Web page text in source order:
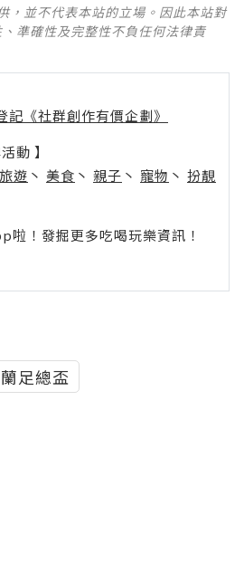
，並不代表本站的立場。因此本站對
準確性及完整性不負任何法律責
記《社群創作有價企劃》
動 】
旅遊 丶 美食 丶 親子 丶 寵物 丶 扮靚
！發掘更多吃喝玩樂資訊！
足總盃